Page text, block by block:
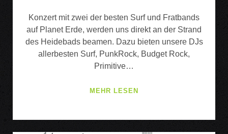
Konzert mit zwei der besten Surf und Fratbands
auf Planet Erde, werden uns direkt an der Strand
des Heidebads beamen. Dazu bieten unsere DJs
allerbesten Surf, PunkRock, Budget Rock,
Primitive…
MEHR LESEN